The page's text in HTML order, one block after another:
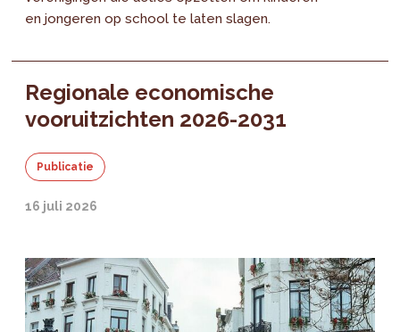
en jongeren op school te laten slagen.
Regionale economische
vooruitzichten 2026-2031
Publicatie
16 juli 2026